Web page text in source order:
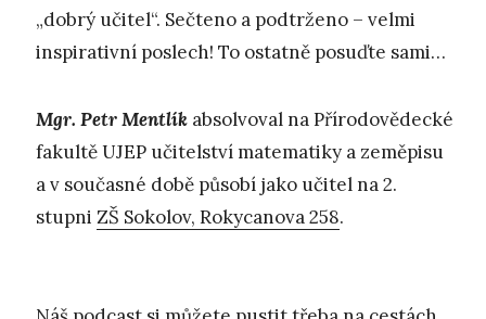
„dobrý učitel“. Sečteno a podtrženo – velmi
inspirativní poslech! To ostatně posuďte sami…
Mgr. Petr Mentlík absolvoval na Přírodovědecké
fakultě UJEP učitelství matematiky a zeměpisu
a v současné době působí jako učitel na 2.
stupni ZŠ Sokolov, Rokycanova 258.